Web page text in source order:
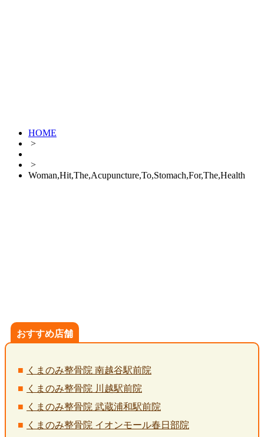
HOME
>
>
Woman,Hit,The,Acupuncture,To,Stomach,For,The,Health
おすすめ店舗
くまのみ整骨院 南越谷駅前院
くまのみ整骨院 川越駅前院
くまのみ整骨院 武蔵浦和駅前院
くまのみ整骨院 イオンモール春日部院